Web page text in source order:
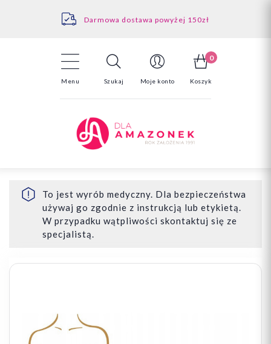
Darmowa dostawa powyżej 150zł
Odstąpienie od umowy - tutaj
Menu Szukaj Moje konto
0
Koszyk
To jest wyrób medyczny. Dla bezpieczeństwa
używaj go zgodnie z instrukcją lub etykietą.
W przypadku wątpliwości skontaktuj się ze
specjalistą.